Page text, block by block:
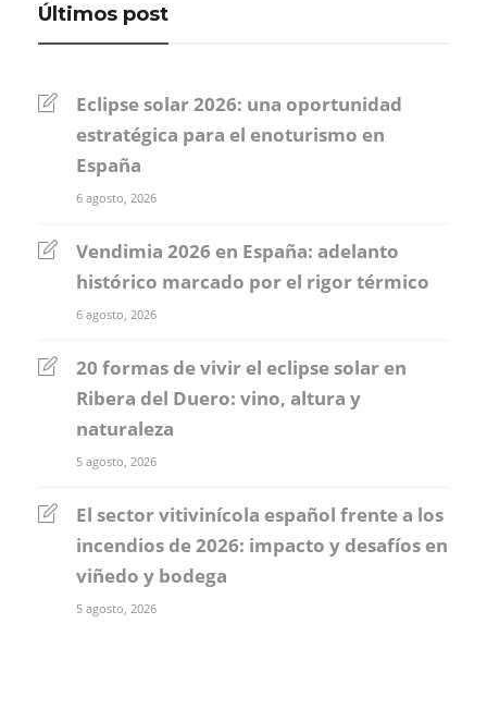
Últimos post
Eclipse solar 2026: una oportunidad
estratégica para el enoturismo en
España
6 agosto, 2026
Vendimia 2026 en España: adelanto
histórico marcado por el rigor térmico
6 agosto, 2026
20 formas de vivir el eclipse solar en
Ribera del Duero: vino, altura y
naturaleza
5 agosto, 2026
El sector vitivinícola español frente a los
incendios de 2026: impacto y desafíos en
viñedo y bodega
5 agosto, 2026